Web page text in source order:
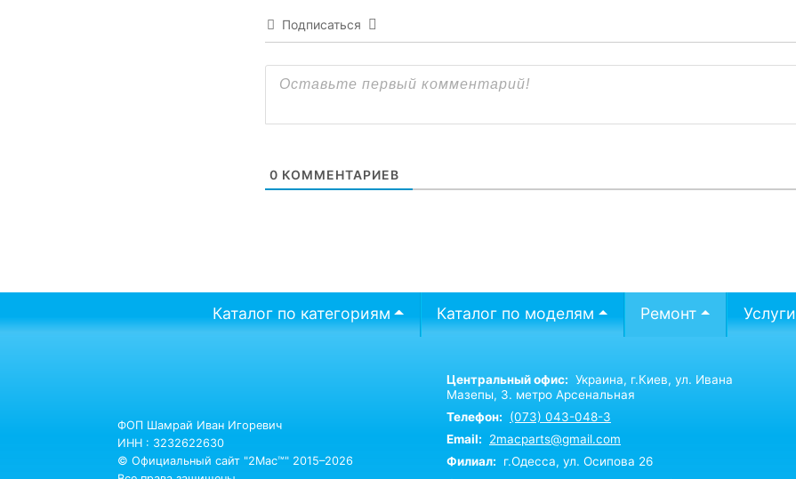
Подписаться
0 КОММЕНТАРИЕВ
Каталог по категориям Каталог по моделям Ремонт Услуги
ФОП Шамрай Иван Игоревич
ИНН : 3232622630
© Официальный сайт "2Mac™" 2015–2026
Центральный офис: Украина, г.Киев, ул. Ивана
Мазепы, 3. метро Арсенальная
Телефон:
(073) 043-048-3
Email:
2macparts@gmail.com
Филиал:
г.Одесса, ул. Осипова 26